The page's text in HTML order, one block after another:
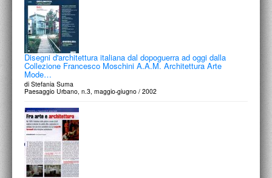
Disegni d'architettura italiana dal dopoguerra ad oggi dalla
Collezione Francesco Moschini A.A.M. Architettura Arte
Mode…
di Stefania Suma
Paesaggio Urbano, n.3, maggio-giugno / 2002